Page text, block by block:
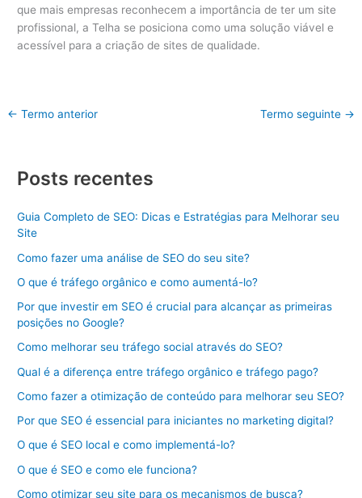
que mais empresas reconhecem a importância de ter um site
profissional, a Telha se posiciona como uma solução viável e
acessível para a criação de sites de qualidade.
← Termo anterior Termo seguinte →
Posts recentes
Guia Completo de SEO: Dicas e Estratégias para Melhorar seu
Site
Como fazer uma análise de SEO do seu site?
O que é tráfego orgânico e como aumentá-lo?
Por que investir em SEO é crucial para alcançar as primeiras
posições no Google?
Como melhorar seu tráfego social através do SEO?
Qual é a diferença entre tráfego orgânico e tráfego pago?
Como fazer a otimização de conteúdo para melhorar seu SEO?
Por que SEO é essencial para iniciantes no marketing digital?
O que é SEO local e como implementá-lo?
O que é SEO e como ele funciona?
Como otimizar seu site para os mecanismos de busca?